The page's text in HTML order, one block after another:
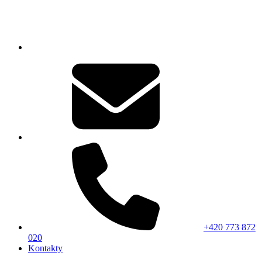
+420 773 872
020
Kontakty